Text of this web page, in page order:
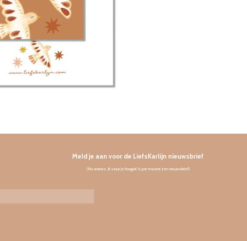
Meld je aan voor de LiefsKarlijn nieuwsbrief
(No worries, ik stuur je hooguit 1x per maand een nieuwsbrief)